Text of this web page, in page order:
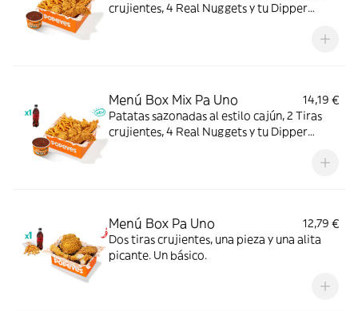
crujientes, 4 Real Nuggets y tu Dipper
Menú Box Mix Pa Uno
14,19 €
Patatas sazonadas al estilo cajún, 2 Tiras
crujientes, 4 Real Nuggets y tu Dipper
Menú Box Pa Uno
12,79 €
Dos tiras crujientes, una pieza y una alita
picante. Un básico.